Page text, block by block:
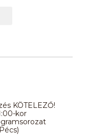
KÖTELEZŐ!
kor